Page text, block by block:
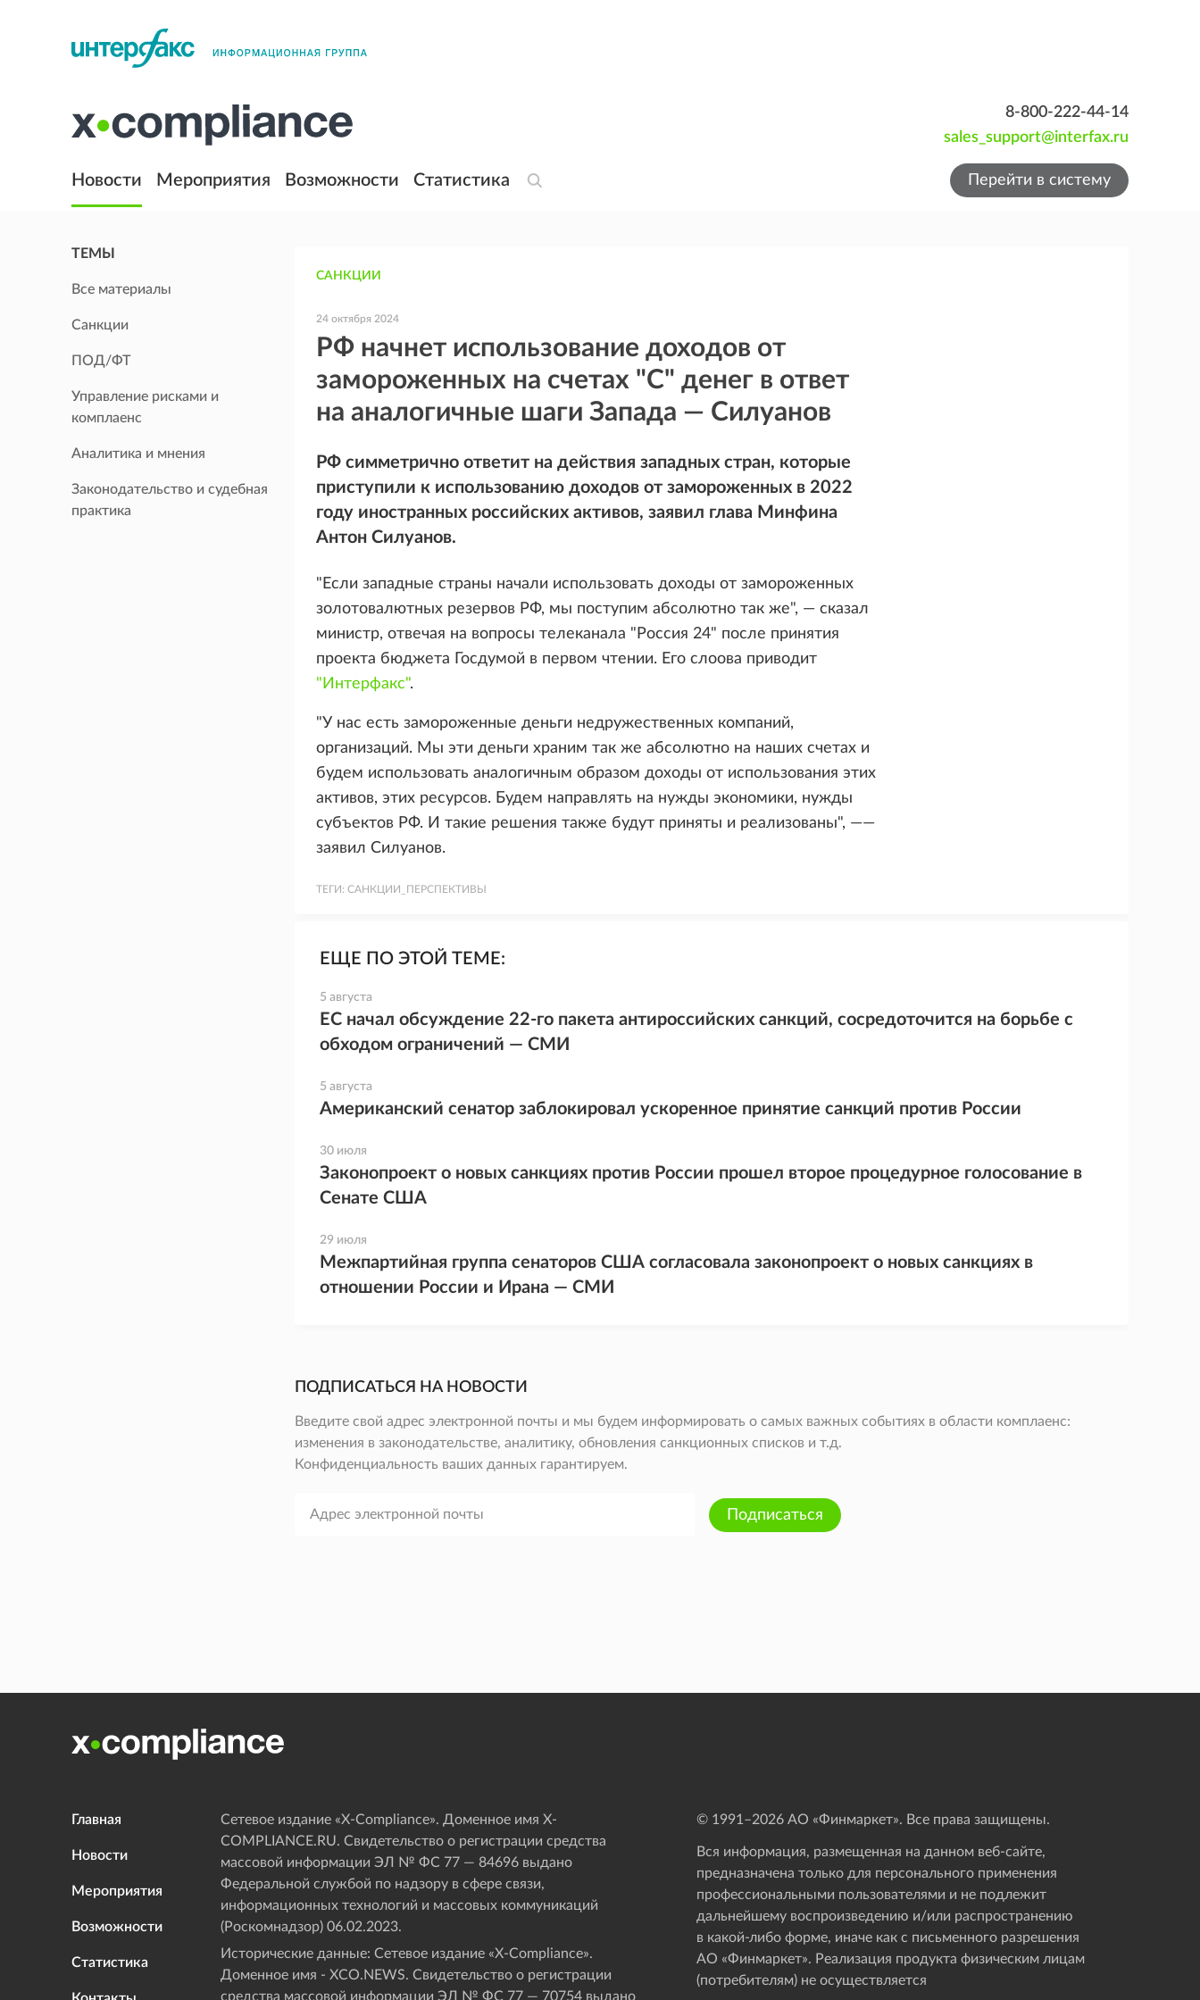
8-800-222-44-14
sales_support@interfax.ru
Новости Мероприятия Возможности Статистика Перейти в систему
ТЕМЫ
Все материалы
Санкции
ПОД/ФТ
Управление рисками и
комплаенс
Аналитика и мнения
Законодательство и судебная
практика
САНКЦИИ
24 октября 2024
РФ начнет использование доходов от
замороженных на счетах "С" денег в ответ
на аналогичные шаги Запада — Силуанов
РФ симметрично ответит на действия западных стран, которые
приступили к использованию доходов от замороженных в 2022
году иностранных российских активов, заявил глава Минфина
Антон Силуанов.
"Если западные страны начали использовать доходы от замороженных
золотовалютных резервов РФ, мы поступим абсолютно так же", — сказал
министр, отвечая на вопросы телеканала "Россия 24" после принятия
проекта бюджета Госдумой в первом чтении. Его слоова приводит
"Интерфакс".
"У нас есть замороженные деньги недружественных компаний,
организаций. Мы эти деньги храним так же абсолютно на наших счетах и
будем использовать аналогичным образом доходы от использования этих
активов, этих ресурсов. Будем направлять на нужды экономики, нужды
субъектов РФ. И такие решения также будут приняты и реализованы", ——
заявил Силуанов.
ТЕГИ: САНКЦИИ_ПЕРСПЕКТИВЫ
ЕЩЕ ПО ЭТОЙ ТЕМЕ:
5 августа
ЕС начал обсуждение 22-го пакета антироссийских санкций, сосредоточится на борьбе с
обходом ограничений — СМИ
5 августа
Американский сенатор заблокировал ускоренное принятие санкций против России
30 июля
Законопроект о новых санкциях против России прошел второе процедурное голосование в
Сенате США
29 июля
Межпартийная группа сенаторов США согласовала законопроект о новых санкциях в
отношении России и Ирана — СМИ
ПОДПИСАТЬСЯ НА НОВОСТИ
Введите свой адрес электронной почты и мы будем информировать о самых важных событиях в области комплаенс:
изменения в законодательстве, аналитику, обновления санкционных списков и т.д.
Конфиденциальность ваших данных гарантируем.
Подписаться
Главная
Новости
Мероприятия
Возможности
Статистика
Сетевое издание «Х-Compliance». Доменное имя X-
COMPLIANCE.RU. Свидетельство о регистрации средства
массовой информации ЭЛ № ФС 77 — 84696 выдано
Федеральной службой по надзору в сфере связи,
информационных технологий и массовых коммуникаций
(Роскомнадзор) 06.02.2023.
Исторические данные: Сетевое издание «Х-Compliance».
Доменное имя - XCO.NEWS. Свидетельство о регистрации
средства массовой информации ЭЛ № ФС 77 — 70754 выдано
© 1991–2026АО «Финмаркет». Все права защищены.
Вся информация, размещенная на данном веб-сайте,
предназначена только для персонального применения
профессиональными пользователями и не подлежит
дальнейшему воспроизведению и/или распространению
в какой-либо форме, иначе как с письменного разрешения
АО «Финмаркет». Реализация продукта физическим лицам
(потребителям) не осуществляется